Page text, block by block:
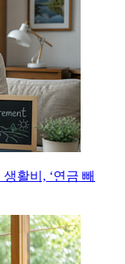
활비, ‘연금 빼